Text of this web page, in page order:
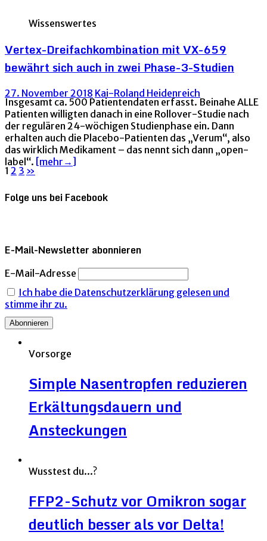
Wissenswertes
Vertex-Dreifachkombination mit VX-659
bewährt sich auch in zwei Phase-3-Studien
27. November 2018 Kai-Roland Heidenreich
Insgesamt ca. 500 Patientendaten erfasst. Beinahe ALLE
Patienten willigten danach in eine Rollover-Studie nach
der regulären 24-wöchigen Studienphase ein. Dann
erhalten auch die Placebo-Patienten das „Verum“, also
das wirklich Medikament – das nennt sich dann „open-
label“. [mehr→]
Seitennummerierung
der
1 2 3 »
Folge uns bei Facebook
E-Mail-Newsletter abonnieren
E-Mail-Adresse
Ich habe die Datenschutzerklärung gelesen und
stimme ihr zu.
Vorsorge
Simple Nasentropfen reduzieren
Erkältungsdauern und
Ansteckungen
Wusstest du...?
FFP2-Schutz vor Omikron sogar
deutlich besser als vor Delta!